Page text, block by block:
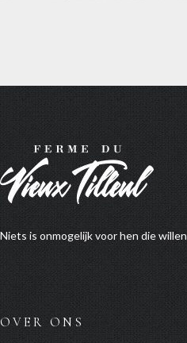
Niets is onmogelijk voor hen die willen
OVER ONS